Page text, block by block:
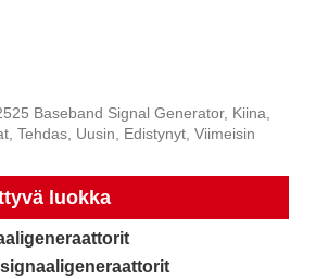
Baseband Signal Generator, Kiina,
Tehdas, Uusin, Edistynyt, Viimeisin
luokka